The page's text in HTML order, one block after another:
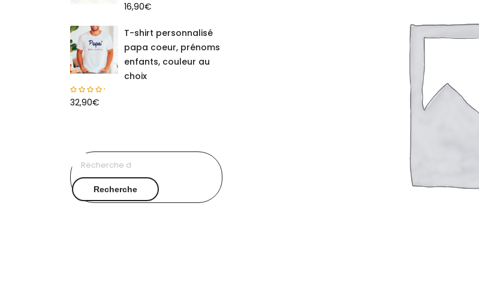
16,90€
T-shirt personnalisé
papa coeur, prénoms
enfants, couleur au
choix
32,90€
pour :
Recherche